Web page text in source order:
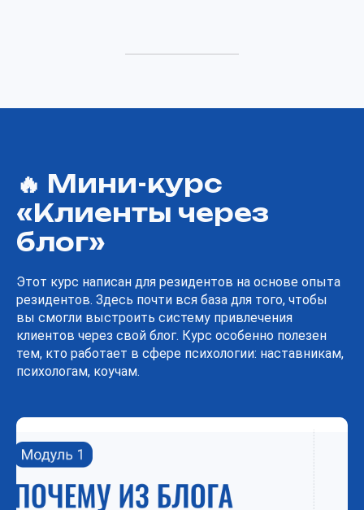
🔥 Мини-курс
«Клиенты через
блог»
Этот курс написан для резидентов на основе опыта
резидентов. Здесь почти вся база для того, чтобы
вы смогли выстроить систему привлечения
клиентов через свой блог. Курс особенно полезен
тем, кто работает в сфере психологии: наставникам,
психологам, коучам.